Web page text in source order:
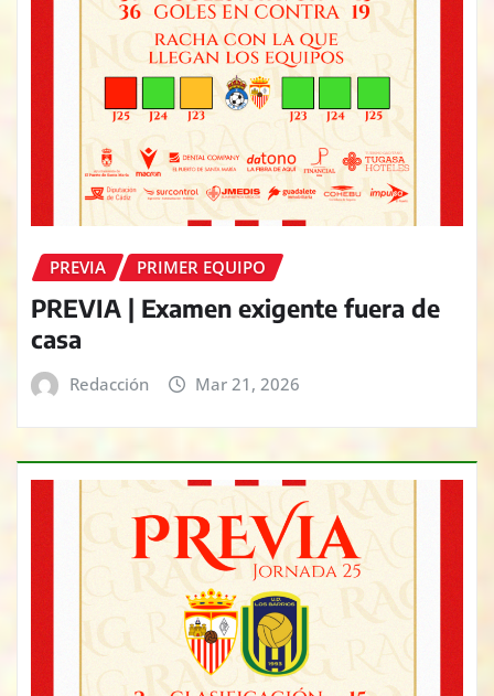
PREVIA PRIMER EQUIPO
PREVIA | Examen exigente fuera de
casa
Redacción Mar 21, 2026